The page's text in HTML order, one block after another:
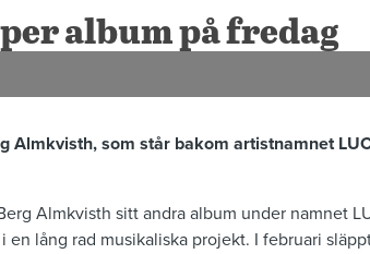
album på fredag
Almkvisth, som står bakom artistnamnet
Almkvisth sitt andra album under namnet
en lång rad musikaliska projekt. I februari